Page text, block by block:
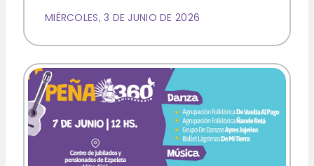
MIÉRCOLES, 3 DE JUNIO DE 2026